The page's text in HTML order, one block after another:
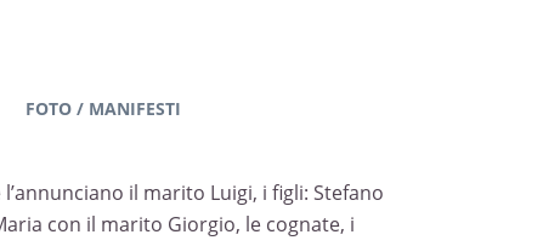
FOTO / MANIFESTI
l’annunciano il marito Luigi, i figli: Stefano
con il marito Giorgio, le cognate, i